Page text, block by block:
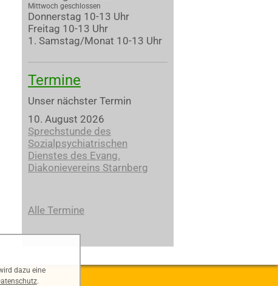
Mittwoch geschlossen
Donnerstag 10-13 Uhr
Freitag 10-13 Uhr
1. Samstag/Monat 10-13 Uhr
Termine
Unser nächster Termin
10. August 2026
Sprechstunde des
Sozialpsychiatrischen
Dienstes des Evang.
Diakonievereins Starnberg
Alle Termine
dazu eine
.